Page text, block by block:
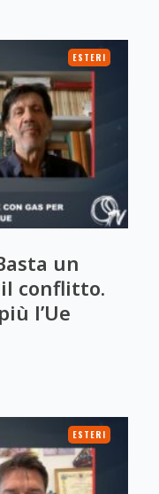
ESTERI
un
conflitto.
l’Ue
ESTERI